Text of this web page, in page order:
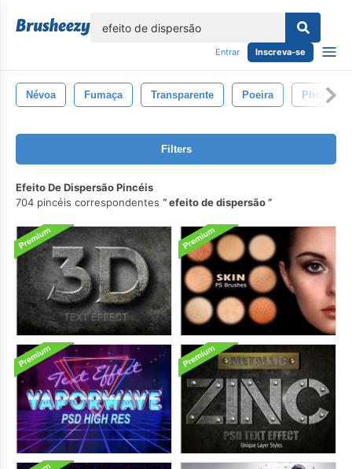
Entrar Inscreva-se
Névoa Fumaça Transparente Poeira
Filters
Efeito De Dispersão Pincéis
704 pincéis correspondentes
efeito de dispersão